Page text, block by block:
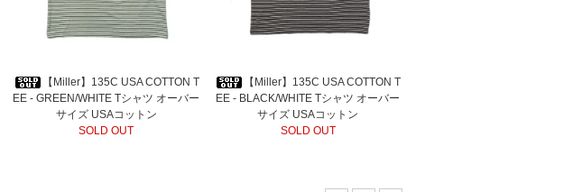
【Miller】135C USA COTTON T
EE - GREEN/WHITE Tシャツ オーバー
サイズ USAコットン
SOLD OUT
【Miller】135C USA COTTON T
EE - BLACK/WHITE Tシャツ オーバー
サイズ USAコットン
SOLD OUT